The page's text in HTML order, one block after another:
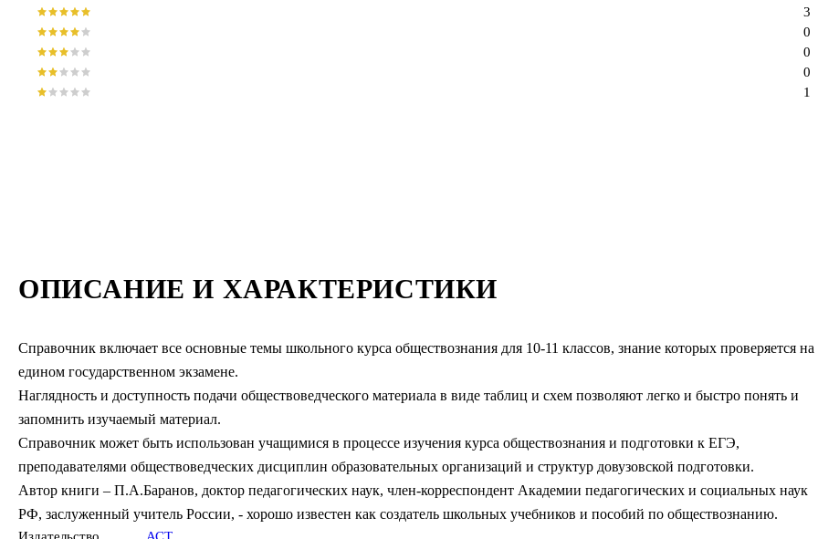
ОПИСАНИЕ И ХАРАКТЕРИСТИКИ
Справочник включает все основные темы школьного курса обществознания для 10-11 классов, знание которых проверяется на
едином государственном экзамене.
Наглядность и доступность подачи обществоведческого материала в виде таблиц и схем позволяют легко и быстро понять и
запомнить изучаемый материал.
Справочник может быть использован учащимися в процессе изучения курса обществознания и подготовки к ЕГЭ,
преподавателями обществоведческих дисциплин образовательных организаций и структур довузовской подготовки.
Автор книги – П.А.Баранов, доктор педагогических наук, член-корреспондент Академии педагогических и социальных наук
РФ, заслуженный учитель России, - хорошо известен как создатель школьных учебников и пособий по обществознанию.
1
0
0
0
3